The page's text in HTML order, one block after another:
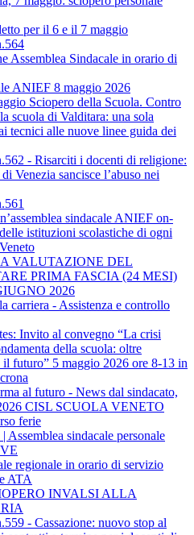
per il 6 e il 7 maggio
Assemblea Sindacale in orario di
ANIEF 8 maggio 2026
Sciopero della Scuola. Contro
scuola di Valditara: una sola
tecnici alle nuove linee guida dei
- Risarciti i docenti di religione:
Venezia sancisce l’abuso nei
sindacale ANIEF on-
istituzioni scolastiche di ogni
VALUTAZIONE DEL
PRIMA FASCIA (24 MESI)
2026
carriera - Assistenza e controllo
Invito al convegno “La crisi
della scuola: oltre
il futuro” 5 maggio 2026 ore 8-13 in
al futuro - News dal sindacato,
CISL SCUOLA VENETO
ferie
sindacale personale
regionale in orario di servizio
ATA
INVALSI ALLA
- Cassazione: nuovo stop al